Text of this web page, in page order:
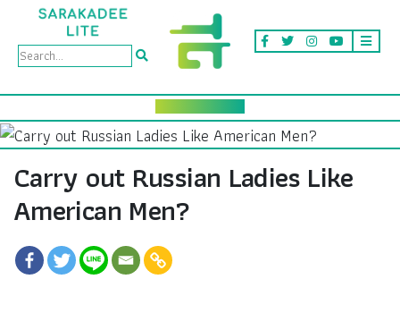
Carry out Russian Ladies Like
American Men?